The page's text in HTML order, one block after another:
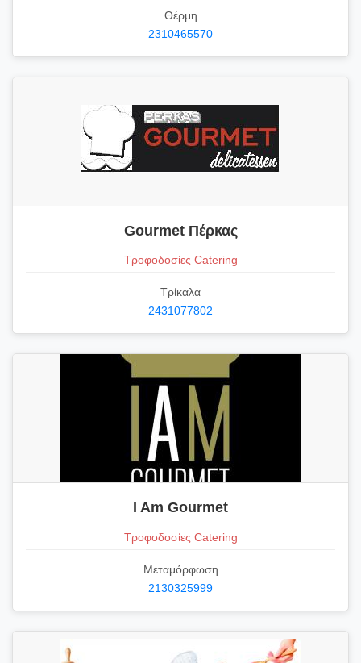
Θέρμη
2310465570
Gourmet Πέρκας
Τροφοδοσίες Catering
Τρίκαλα
2431077802
I Am Gourmet
Τροφοδοσίες Catering
Μεταμόρφωση
2130325999